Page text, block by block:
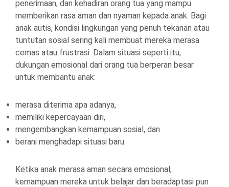
penerimaan, dan kehadiran orang tua yang mampu
memberikan rasa aman dan nyaman kepada anak. Bagi
anak autis, kondisi lingkungan yang penuh tekanan atau
tuntutan sosial sering kali membuat mereka merasa
cemas atau frustrasi. Dalam situasi seperti itu,
dukungan emosional dari orang tua berperan besar
untuk membantu anak:
merasa diterima apa adanya,
memiliki kepercayaan diri,
mengembangkan kemampuan sosial, dan
berani menghadapi situasi baru.
Ketika anak merasa aman secara emosional,
kemampuan mereka untuk belajar dan beradaptasi pun